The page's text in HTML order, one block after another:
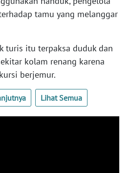
tamu yang melanggar
turis itu terpaksa duduk dan
kolam renang karena
berjemur.
Lihat Semua